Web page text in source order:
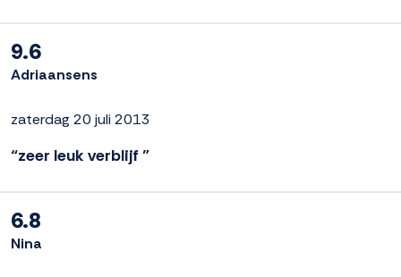
9.6
Adriaansens
zaterdag 20 juli 2013
“zeer leuk verblijf ”
6.8
Nina